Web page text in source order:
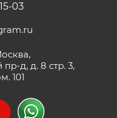
03
д, д. 8 стр. 3,
101